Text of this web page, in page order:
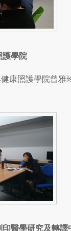
護學院
康照護學院曾
印醫學研究及轉譯